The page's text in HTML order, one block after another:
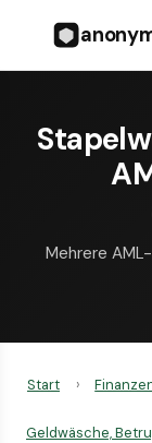
Mehrere
Start ›
Geldwäsche,